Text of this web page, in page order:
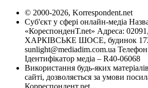
© 2000-2026, Korrespondent.net
Суб'єкт у сфері онлайн-медіа
«КореспонденТ.net» Адреса:
ХАРКІВСЬКЕ ШОСЕ, будинок
sunlight@mediadim.com.ua
Ідентифікатор медіа – R40-06068
Використання будь-яких
сайті, дозволяється за умови